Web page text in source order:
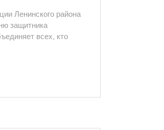
Ленинского района
защитника
всех, кто